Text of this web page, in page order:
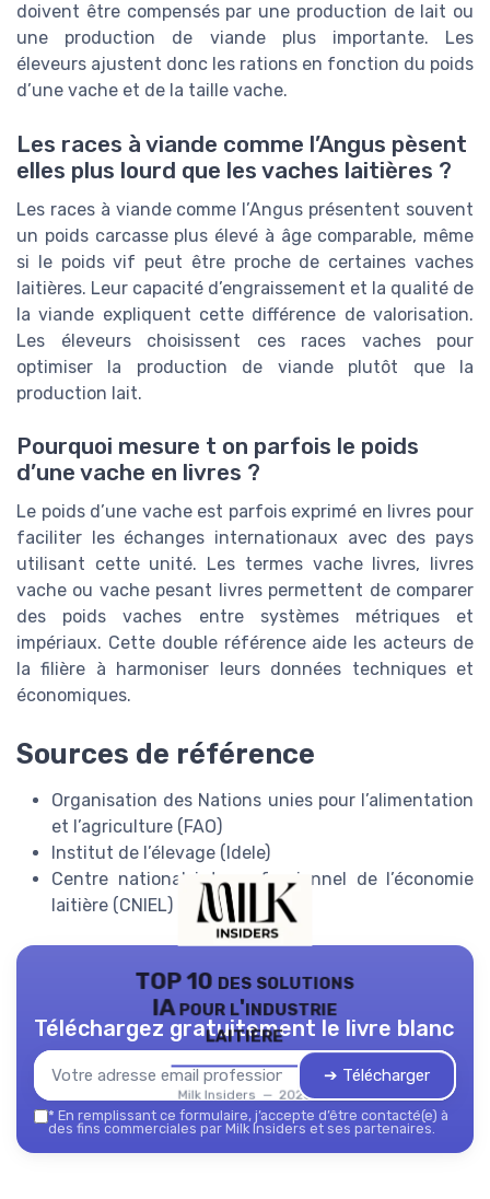
doivent être compensés par une production de lait ou
une production de viande plus importante. Les
éleveurs ajustent donc les rations en fonction du poids
d’une vache et de la taille vache.
Les races à viande comme l’Angus pèsent
elles plus lourd que les vaches laitières ?
Les races à viande comme l’Angus présentent souvent
un poids carcasse plus élevé à âge comparable, même
si le poids vif peut être proche de certaines vaches
laitières. Leur capacité d’engraissement et la qualité de
la viande expliquent cette différence de valorisation.
Les éleveurs choisissent ces races vaches pour
optimiser la production de viande plutôt que la
production lait.
Pourquoi mesure t on parfois le poids
d’une vache en livres ?
Le poids d’une vache est parfois exprimé en livres pour
faciliter les échanges internationaux avec des pays
utilisant cette unité. Les termes vache livres, livres
vache ou vache pesant livres permettent de comparer
des poids vaches entre systèmes métriques et
impériaux. Cette double référence aide les acteurs de
la filière à harmoniser leurs données techniques et
économiques.
Sources de référence
Organisation des Nations unies pour l’alimentation
et l’agriculture (FAO)
Institut de l’élevage (Idele)
Centre national interprofessionnel de l’économie
laitière (CNIEL)
TOP 10 des solutions
IA pour l'industrie
laitière
Milk Insiders — 2026
Téléchargez gratuitement le livre blanc
➔ Télécharger
* En remplissant ce formulaire, j’accepte d’être contacté(e) à
des fins commerciales par Milk Insiders et ses partenaires.